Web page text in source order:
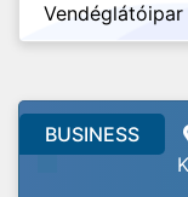
Vendéglátóipar
BUSINESS